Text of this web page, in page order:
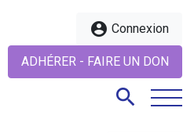
account_circle Connexion
ADHÉRER - FAIRE UN DON
search